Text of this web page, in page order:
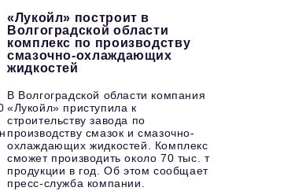
«Лукойл» построит в
Волгоградской области
комплекс по производству
смазочно-охлаждающих
жидкостей
В Волгоградской области компания
«Лукойл» приступила к
строительству завода по
производству смазок и смазочно-
охлаждающих жидкостей. Комплекс
сможет производить около 70 тыс. т
продукции в год. Об этом сообщает
пресс-служба компании.